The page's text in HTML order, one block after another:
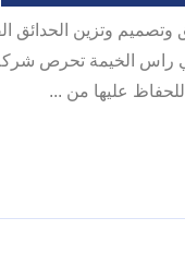
الخيمة تحرص شركة
عليها من ...